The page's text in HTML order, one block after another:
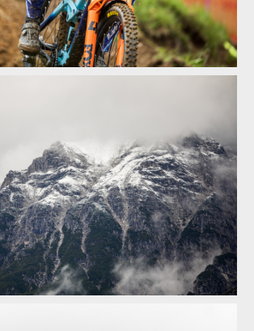
Vojta Hanák přiblíží Světový pohár
Vojta Hanák přiblíží Světový pohár
Vojta Hanák přiblíží Světový pohár